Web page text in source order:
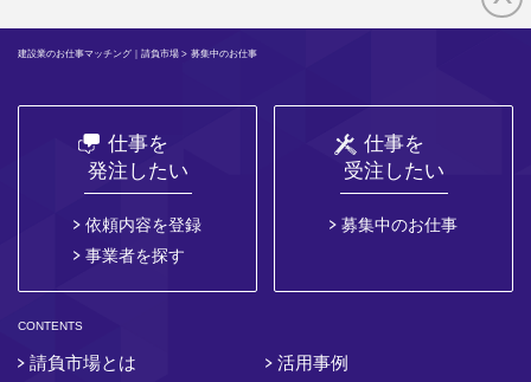
建設業のお仕事マッチング｜請負市場 > 募集中のお仕事
仕事を
発注したい
依頼内容を登録
事業者を探す
仕事を
受注したい
募集中のお仕事
CONTENTS
請負市場とは
活用事例